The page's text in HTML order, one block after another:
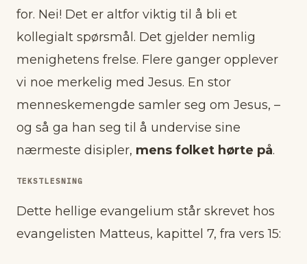
for. Nei! Det er altfor viktig til å bli et
kollegialt spørsmål. Det gjelder nemlig
menighetens frelse. Flere ganger opplever
vi noe merkelig med Jesus. En stor
menneskemengde samler seg om Jesus, –
og så ga han seg til å undervise sine
nærmeste disipler, mens folket hørte på.
TEKSTLESNING
Dette hellige evangelium står skrevet hos
evangelisten Matteus, kapittel 7, fra vers 15: